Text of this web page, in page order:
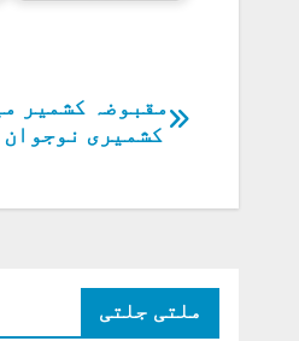
پوسٹوں
نیویگیشن
کشمیری
ملتی جلتی